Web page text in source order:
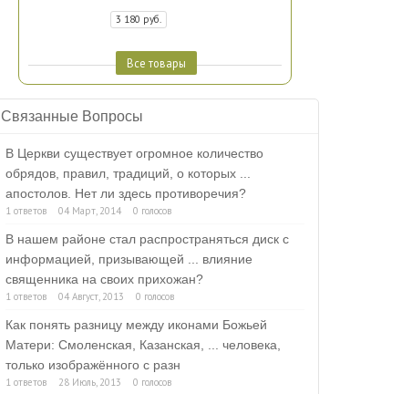
3 180 руб.
Все товары
Связанные Вопросы
В Церкви существует огромное количество
обрядов, правил, традиций, о которых ...
апостолов. Нет ли здесь противоречия?
1 ответов 04 Март, 2014 0 голосов
В нашем районе стал распространяться диск с
информацией, призывающей ... влияние
священника на своих прихожан?
1 ответов 04 Август, 2013 0 голосов
Как понять разницу между иконами Божьей
Матери: Смоленская, Казанская, ... человека,
только изображённого с разн
1 ответов 28 Июль, 2013 0 голосов